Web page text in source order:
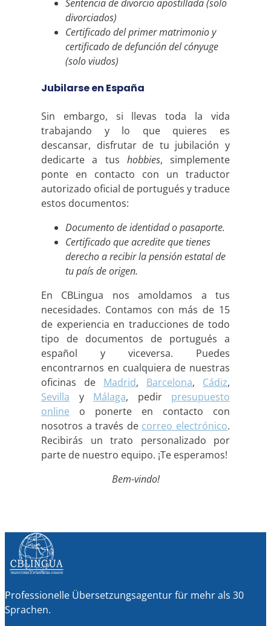
Sentencia de divorcio apostillada (solo
divorciados)
Certificado del primer matrimonio y
certificado de defunción del cónyuge
(solo viudos)
Jubilarse en España
Sin embargo, si llevas toda la vida
trabajando y lo que quieres es
descansar, disfrutar de tu jubilación y
dedicarte a tus hobbies, simplemente
ponte en contacto con un traductor
autorizado oficial de portugués y traduce
estos documentos:
Documento de identidad o pasaporte.
Certificado que acredite que tienes
derecho a recibir la pensión estatal de
tu país de origen.
En CBLingua nos amoldamos a tus
necesidades. Contamos con más de 15
de experiencia en traducciones de todo
tipo de documentos de portugués a
español y viceversa. Puedes
encontrarnos en cualquiera de nuestras
oficinas de Madrid, Barcelona, Cádiz,
Sevilla y Málaga, pedir presupuesto
online o ponerte en contacto con
nosotros a través de correo electrónico.
Recibirás un trato personalizado por
parte de nuestro equipo. ¡Te esperamos!
Bem-vindo!
Professionelle Übersetzungsagentur für mehr als 30
Sprachen.